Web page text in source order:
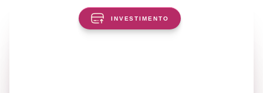
INVESTIMENTO